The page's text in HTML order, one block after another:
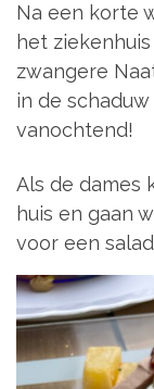
Na een korte
het
zwangere
in de
vanochtend!
Als de dames
huis en gaan
voor een